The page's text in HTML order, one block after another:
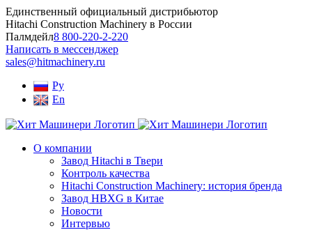
Skip
to
content
Единственный официальный дистрибьютор
Hitachi Construction Machinery в России
Палмдейл8 800-220-2-220
Написать в мессенджер
sales@hitmachinery.ru
Ру
En
О компании
Завод Hitachi в Твери
Контроль качества
Hitachi Construction Machinery: история бренда
Завод HBXG в Китае
Новости
Интервью